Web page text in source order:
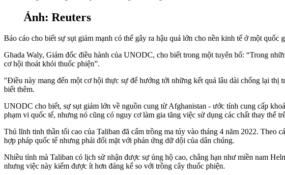
Ảnh: Reuters
Báo cáo cho biết sự sụt giảm mạnh có thể gây ra hậu quả lớn cho nền kinh tế ở một quốc
Ghada Waly, Giám đốc điều hành của UNODC, cho biết trong một tuyên bố: “Trong
cơ hội thoát khỏi thuốc phiện”.
"Điều này mang đến một cơ hội thực sự để hướng tới những kết quả lâu dài chống lại thị
biết thêm.
UNODC cho biết, sự sụt giảm lớn về nguồn cung từ Afghanistan - ước tính cung cấp
phạm vi quốc tế, nhưng nó cũng có nguy cơ làm gia tăng việc sử dụng các chất thay thế
Thủ lĩnh tinh thần tối cao của Taliban đã cấm trồng ma túy vào tháng 4 năm 2022.
hợp pháp quốc tế nhưng phải đối mặt với phản ứng dữ dội của dân chúng.
Nhiều tỉnh mà Taliban có lịch sử nhận được sự ủng hộ cao, chẳng hạn như miền nam
nhưng việc này kiếm được ít hơn đáng kể so với trồng cây thuốc phiện.